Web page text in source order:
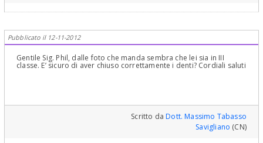
trattamento, senza sorprese!!! IL SUO TRATTAMENTO E'
PROBABILMENTE FUORI CONTROLLO, MA TUTTO SOMMATO CON
QUEI BRACKETS NON SI PUO' ASPETTARE MOLTO DI MEGLIO.
Dr.Alessandro Vacca ODONTOIATRA-MASTER UNIVERSITARIO IN
ORTODONZIA E ORTOPEDIA DENTOFACCIALE- CENTRO MEDICINA
DEL SONNO- BRUXISMO-DISORDINI TEMPORO MANDIBOLARI
Pubblicato il 12-11-2012
Gentile Sig. Phil, dalle foto che manda sembra che lei sia in III
classe. E’ sicuro di aver chiuso correttamente i denti? Cordiali saluti
Scritto daDott. Massimo Tabasso
Savigliano (CN)